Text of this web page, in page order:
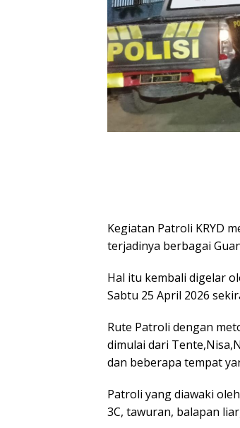
Kegiatan Patroli KRYD
terjadinya berbagai
Hal itu kembali digelar
Sabtu 25 April 2026
Rute Patroli dengan
dimulai dari
dan beberapa tempat
Patroli yang diawaki
3C, tawuran, balapan